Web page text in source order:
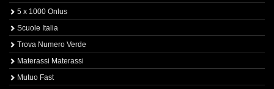
5 x 1000 Onlus
Scuole Italia
Trova Numero Verde
Materassi Materassi
Mutuo Fast